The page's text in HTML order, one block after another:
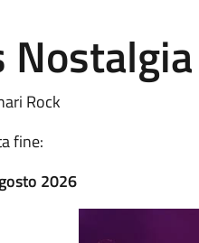
Rock
fine:
2026